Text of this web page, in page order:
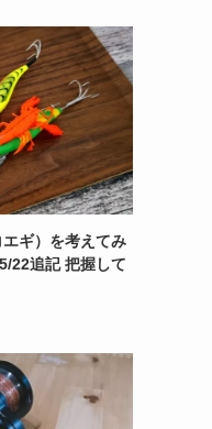
エギ）を考えてみ
22追記 把握して